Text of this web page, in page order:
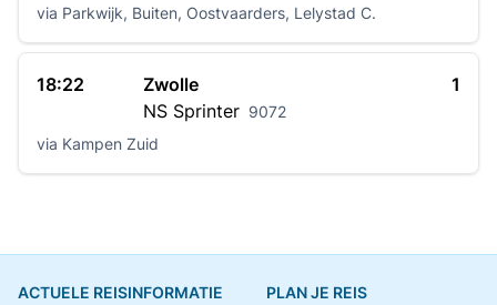
via Parkwijk, Buiten, Oostvaarders, Lelystad C.
18:22
Zwolle
NS Sprinter 9072
1
via Kampen Zuid
ACTUELE REISINFORMATIE PLAN JE REIS